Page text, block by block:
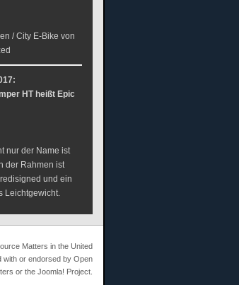
/ City E-Bike von
HT heißt Epic
nur der Name ist
der Rahmen ist
und ein
Leichtgewicht.
Matters in the United
with or endorsed by Open
or the Joomla! Project.